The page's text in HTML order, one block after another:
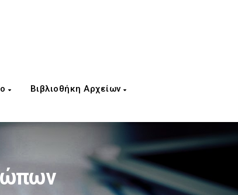
Βιβλιοθήκη Αρχείων